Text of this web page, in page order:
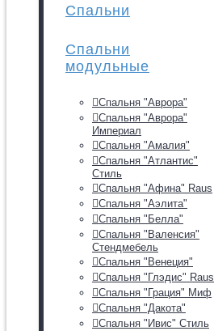
Спальни
Спальни
модульные
Спальня "Аврора"
Спальня "Аврора"
Империал
Спальня "Амалия"
Спальня "Атлантис"
Стиль
Спальня "Афина" Raus
Спальня "Аэлита"
Спальня "Белла"
Спальня "Валенсия"
Стендмебель
Спальня "Венеция"
Спальня "Глэдис" Raus
Спальня "Грация" Миф
Спальня "Дакота"
Спальня "Ивис" Стиль